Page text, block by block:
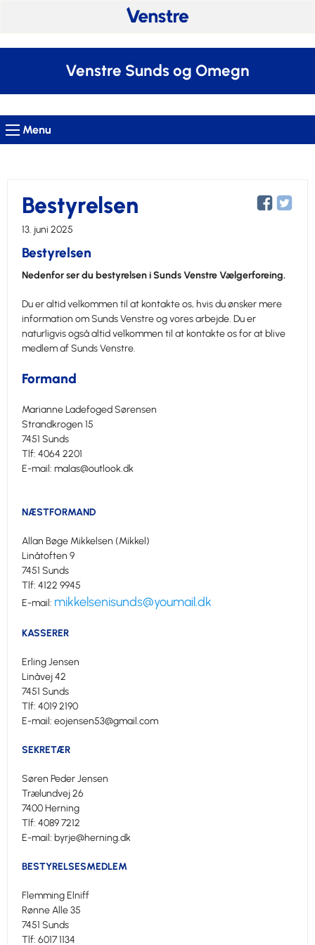
Venstre Sunds og Omegn
Menu
Bestyrelsen
13. juni 2025
Bestyrelsen
Nedenfor ser du bestyrelsen i Sunds Venstre Vælgerforeing.
Du er altid velkommen til at kontakte os, hvis du ønsker mere
information om Sunds Venstre og vores arbejde. Du er
naturligvis også altid velkommen til at kontakte os for at blive
medlem af Sunds Venstre.
Formand
Marianne Ladefoged Sørensen
Strandkrogen 15
7451 Sunds
Tlf: 4064 2201
E-mail: malas@outlook.dk
NÆSTFORMAND
Allan Bøge Mikkelsen (Mikkel)
Linåtoften 9
7451 Sunds
Tlf: 4122 9945
E-mail: mikkelsenisunds@youmail.dk
KASSERER
Erling Jensen
Linåvej 42
7451 Sunds
Tlf: 4019 2190
E-mail: eojensen53@gmail.com
SEKRETÆR
Søren Peder Jensen
Trælundvej 26
7400 Herning
Tlf: 4089 7212
E-mail: byrje@herning.dk
BESTYRELSESMEDLEM
Flemming Elniff
Rønne Alle 35
7451 Sunds
Tlf: 6017 1134